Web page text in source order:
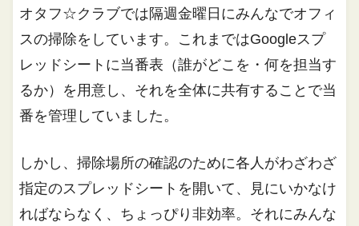
オタフ☆クラブでは隔週金曜日にみんなでオフィ
スの掃除をしています。これまではGoogleスプ
レッドシートに当番表（誰がどこを・何を担当す
るか）を用意し、それを全体に共有することで当
番を管理していました。
しかし、掃除場所の確認のために各人がわざわざ
指定のスプレッドシートを開いて、見にいかなけ
ればならなく、ちょっぴり非効率。それにみんな